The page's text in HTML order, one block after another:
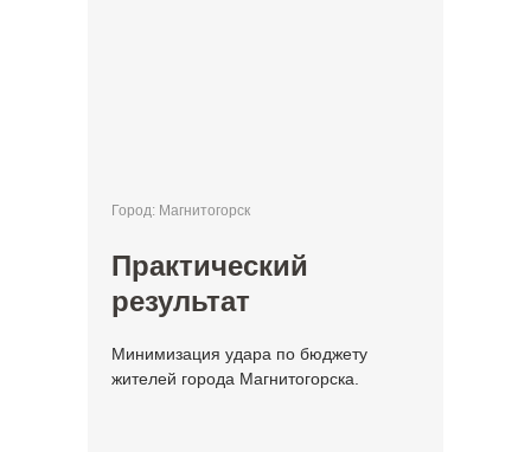
Город: Магнитогорск
Практический
результат
Минимизация удара по бюджету
жителей города Магнитогорска.